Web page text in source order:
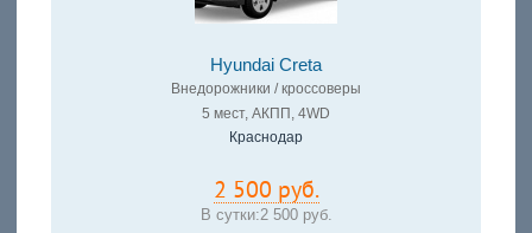
Hyundai Creta
Внедорожники / кроссоверы
5 мест, АКПП, 4WD
Краснодар
2 500 руб.
В сутки:2 500 руб.